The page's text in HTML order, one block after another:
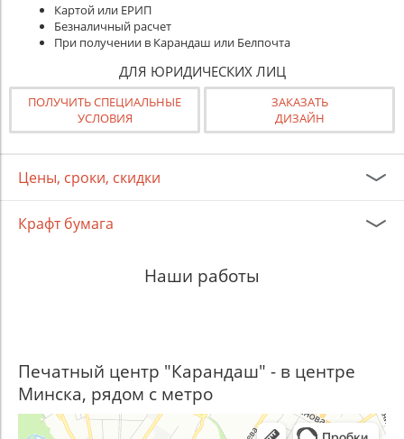
Картой или ЕРИП
Безналичный расчет
При получении в Карандаш или Белпочта
ДЛЯ ЮРИДИЧЕСКИХ ЛИЦ
ПОЛУЧИТЬ СПЕЦИАЛЬНЫЕ
УСЛОВИЯ
ЗАКАЗАТЬ
ДИЗАЙН
Цены, сроки, скидки
Крафт бумага
Наши работы
Печатный центр "Карандаш" - в центре
Минска, рядом с метро